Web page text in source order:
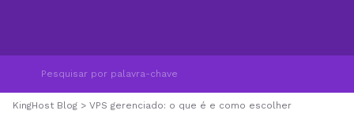
KingHost Blog > VPS gerenciado: o que é e como escolher